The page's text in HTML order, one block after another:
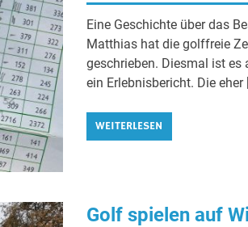
Eine Geschichte über das
Matthias hat die golffreie
geschrieben. Diesmal ist es
ein Erlebnisbericht. Die eher
WEITERLESEN
Golf spielen auf